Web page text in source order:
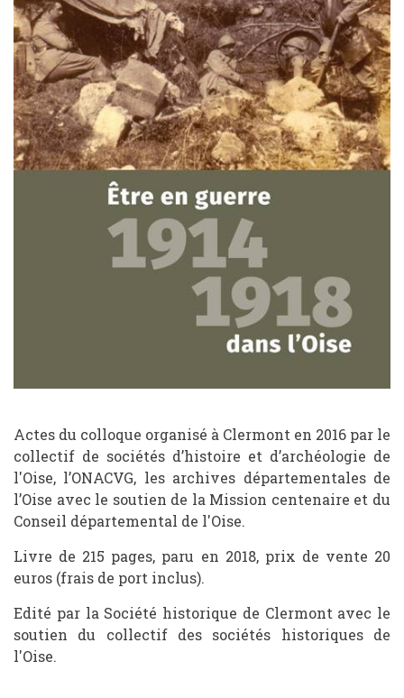
Actes du colloque organisé à Clermont en 2016 par le
collectif de sociétés d’histoire et d’archéologie de
l'Oise, l’ONACVG, les archives départementales de
l’Oise avec le soutien de la Mission centenaire et du
Conseil départemental de l'Oise.
Livre de 215 pages, paru en 2018, prix de vente 20
euros (frais de port inclus).
Edité par la Société historique de Clermont avec le
soutien du collectif des sociétés historiques de
l'Oise.